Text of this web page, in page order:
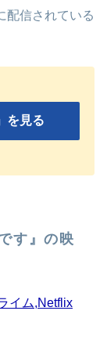
配信されている
を見る
す』の映